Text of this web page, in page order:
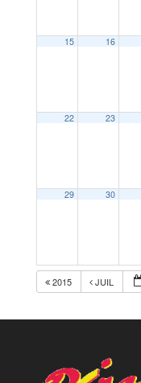
15 16
22 23
29 30
2015 JUIL